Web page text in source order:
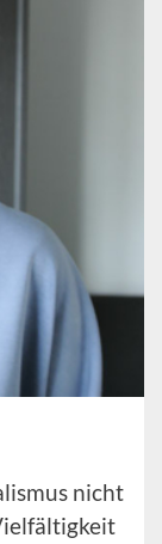
nicht